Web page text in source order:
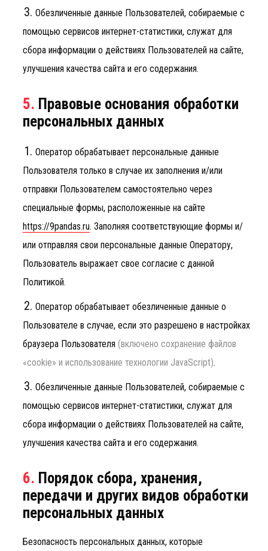
Обезличенные данные Пользователей, собираемые с
помощью сервисов интернет-статистики, служат для
сбора информации о действиях Пользователей на сайте,
улучшения качества сайта и его содержания.
5. Правовые основания обработки
персональных данных
Оператор обрабатывает персональные данные
Пользователя только в случае их заполнения и/или
отправки Пользователем самостоятельно через
специальные формы, расположенные на сайте
https://9pandas.ru. Заполняя соответствующие формы и/
или отправляя свои персональные данные Оператору,
Пользователь выражает свое согласие с данной
Политикой.
Оператор обрабатывает обезличенные данные о
Пользователе в случае, если это разрешено в настройках
браузера Пользователя (включено сохранение файлов
«cookie» и использование технологии JavaScript).
Обезличенные данные Пользователей, собираемые с
помощью сервисов интернет-статистики, служат для
сбора информации о действиях Пользователей на сайте,
улучшения качества сайта и его содержания.
6. Порядок сбора, хранения,
передачи и других видов обработки
персональных данных
Безопасность персональных данных, которые